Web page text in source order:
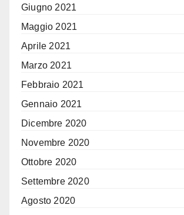
Giugno 2021
Maggio 2021
Aprile 2021
Marzo 2021
Febbraio 2021
Gennaio 2021
Dicembre 2020
Novembre 2020
Ottobre 2020
Settembre 2020
Agosto 2020